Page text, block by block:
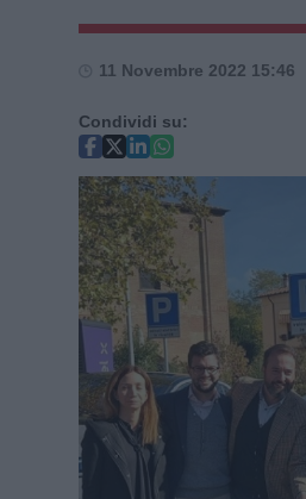
11 Novembre 2022 15:46
Condividi su: